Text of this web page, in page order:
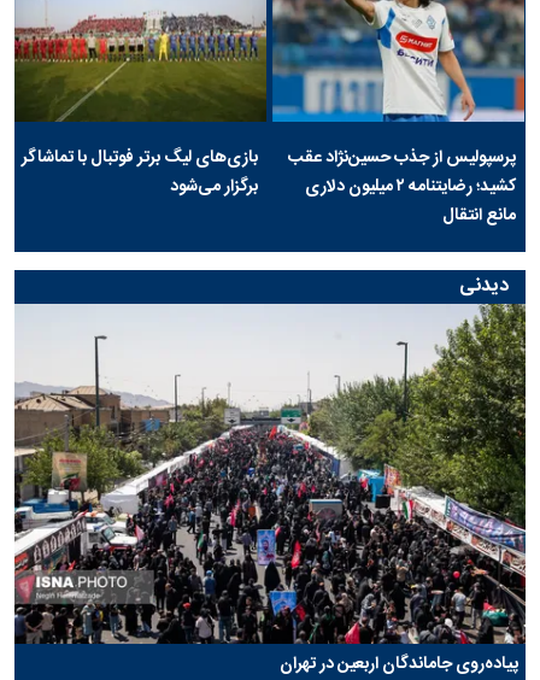
پرسپولیس از جذب حسین‌نژاد عقب
کشید؛ رضایتنامه ۲ میلیون دلاری
مانع انتقال
بازی‌های لیگ برتر فوتبال با تماشاگر
برگزار می‌شود
دیدنی
پیاده‌روی جاماندگان اربعین در تهران